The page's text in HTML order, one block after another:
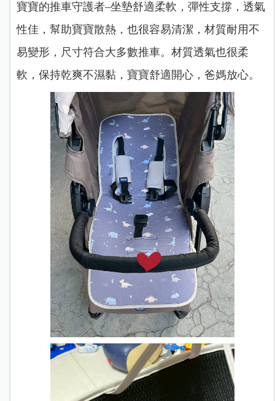
寶寶的推車守護者–坐墊舒適柔軟，彈性支撐，透氣
性佳，幫助寶寶散熱，也很容易清潔，材質耐用不
易變形，尺寸符合大多數推車。 材質透氣也很柔
軟，保持乾爽不濕黏，寶寶舒適開心，爸媽放心。